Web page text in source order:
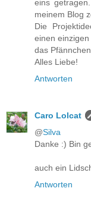
eins
meinem Blog
Die
einen
das
Alles Liebe!
Antworten
Caro Lolcat
@Silva
Danke :) Bin
auch ein
Antworten